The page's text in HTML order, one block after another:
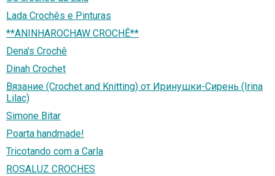
Lada Crochês e Pinturas
**ANINHAROCHAW CROCHÊ**
Dena's Crochê
Dinah Crochet
Вязание (Crochet and Knitting) от Иринушки-Сирень (Irina
Lilac)
Simone Bitar
Poarta handmade!
Tricotando com a Carla
ROSALUZ CROCHES